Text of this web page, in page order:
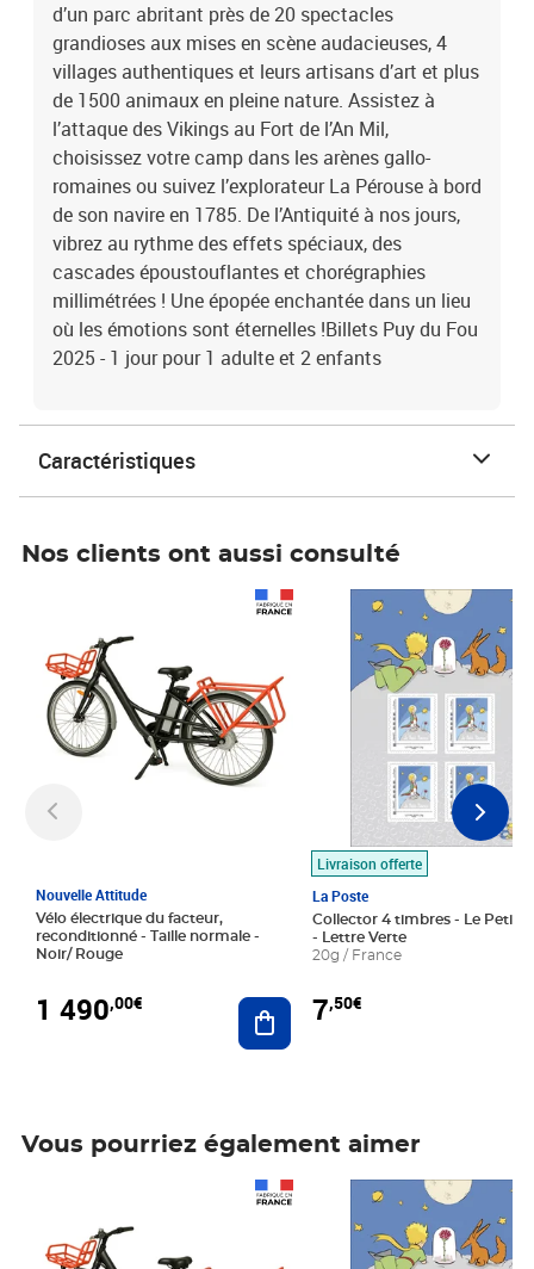
d’un parc abritant près de 20 spectacles
grandioses aux mises en scène audacieuses, 4
villages authentiques et leurs artisans d’art et plus
de 1500 animaux en pleine nature. Assistez à
l’attaque des Vikings au Fort de l’An Mil,
choisissez votre camp dans les arènes gallo-
romaines ou suivez l’explorateur La Pérouse à bord
de son navire en 1785. De l’Antiquité à nos jours,
vibrez au rythme des effets spéciaux, des
cascades époustouflantes et chorégraphies
millimétrées ! Une épopée enchantée dans un lieu
où les émotions sont éternelles !Billets Puy du Fou
2025 - 1 jour pour 1 adulte et 2 enfants
Caractéristiques
Nos clients ont aussi consulté
Nouvelle Attitude
Vélo électrique du facteur,
reconditionné - Taille normale -
Noir/ Rouge
1 490,00€ Ajouter au panier
Livraison offerte
La Poste
Collector 4 timbres - Le Petit
- Lettre Verte
20g / France
7,50€
Prix 7,50€
Vous pourriez également aimer
Prix 7,50€